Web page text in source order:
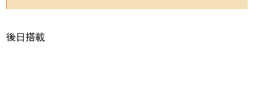
後日搭載